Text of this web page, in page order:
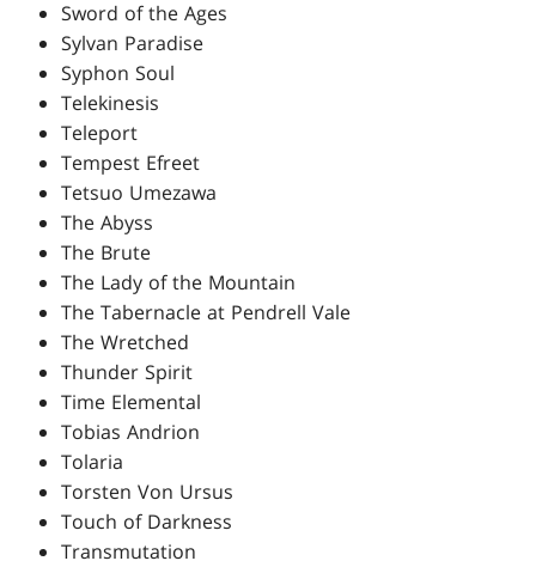
Sword of the Ages
Sylvan Paradise
Syphon Soul
Telekinesis
Teleport
Tempest Efreet
Tetsuo Umezawa
The Abyss
The Brute
The Lady of the Mountain
The Tabernacle at Pendrell Vale
The Wretched
Thunder Spirit
Time Elemental
Tobias Andrion
Tolaria
Torsten Von Ursus
Touch of Darkness
Transmutation